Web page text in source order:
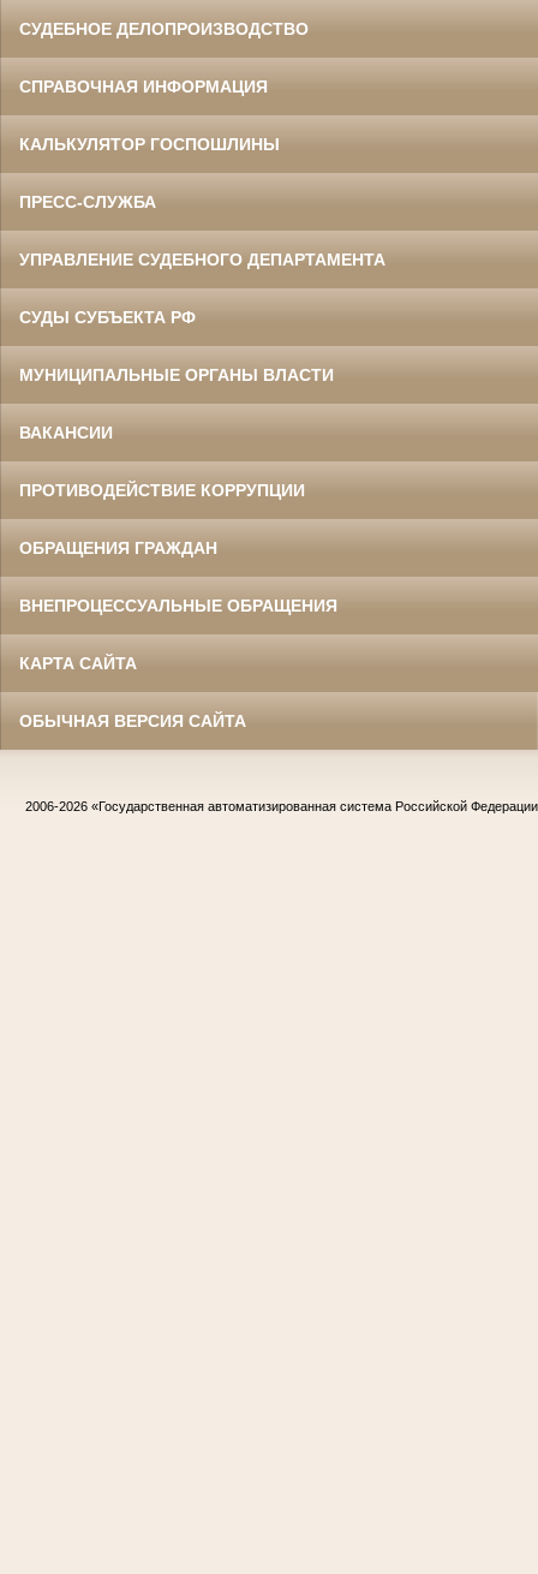
СУДЕБНОЕ ДЕЛОПРОИЗВОДСТВО
СПРАВОЧНАЯ ИНФОРМАЦИЯ
КАЛЬКУЛЯТОР ГОСПОШЛИНЫ
ПРЕСС-СЛУЖБА
УПРАВЛЕНИЕ СУДЕБНОГО ДЕПАРТАМЕНТА
СУДЫ СУБЪЕКТА РФ
МУНИЦИПАЛЬНЫЕ ОРГАНЫ ВЛАСТИ
ВАКАНСИИ
ПРОТИВОДЕЙСТВИЕ КОРРУПЦИИ
ОБРАЩЕНИЯ ГРАЖДАН
ВНЕПРОЦЕССУАЛЬНЫЕ ОБРАЩЕНИЯ
КАРТА САЙТА
ОБЫЧНАЯ ВЕРСИЯ САЙТА
2006-2026 «Государственная автоматизированная система Российской